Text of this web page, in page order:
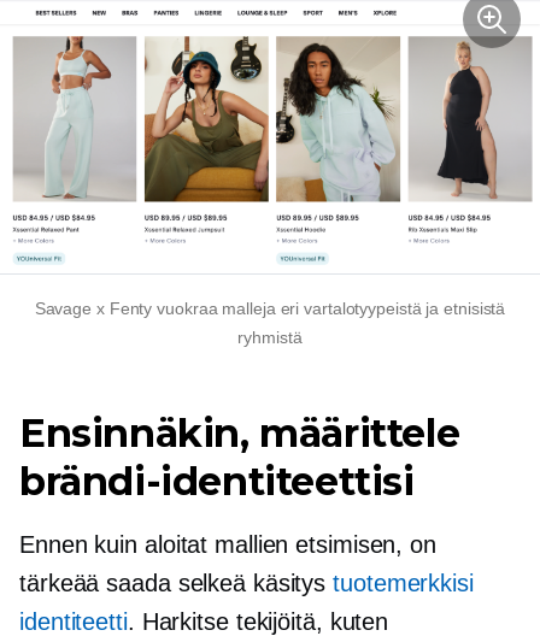
Savage x Fenty vuokraa malleja eri vartalotyypeistä ja etnisistä
ryhmistä
Ensinnäkin, määrittele
brändi-identiteettisi
Ennen kuin aloitat mallien etsimisen, on
tärkeää saada selkeä käsitystuotemerkkisi
identiteetti. Harkitse tekijöitä, kuten